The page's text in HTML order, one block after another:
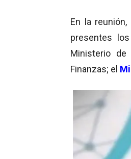
En la
presentes
Ministerio de
Finanzas; el